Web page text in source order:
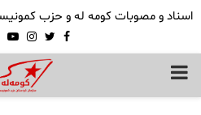
اسناد و مصوبات کومه له و حزب
Facebook
Twitter
PRIMARY